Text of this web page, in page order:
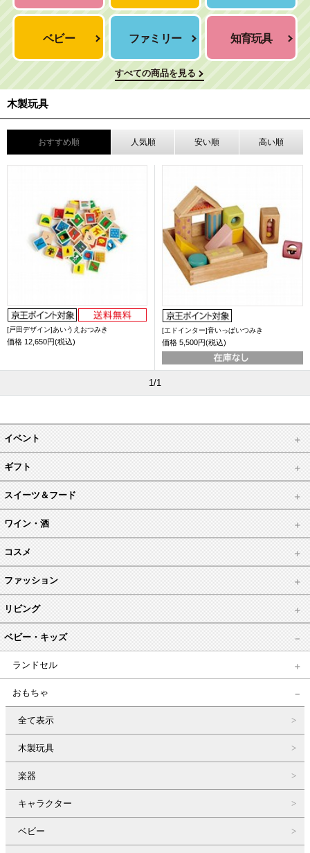
ベビー ファミリー 知育玩具
すべての商品を見る
木製玩具
おすすめ順 人気順 安い順 高い順
[戸田デザイン]あいうえおつみき
価格 12,650円(税込)
[エドインター]音いっぱいつみき
価格 5,500円(税込)
1/1
イベント
ギフト
スイーツ＆フード
ワイン・酒
コスメ
ファッション
リビング
ベビー・キッズ
ランドセル
おもちゃ
全て表示
木製玩具
楽器
キャラクター
ベビー